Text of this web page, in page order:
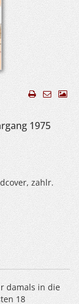
1975
zahlr.
damals in die
18